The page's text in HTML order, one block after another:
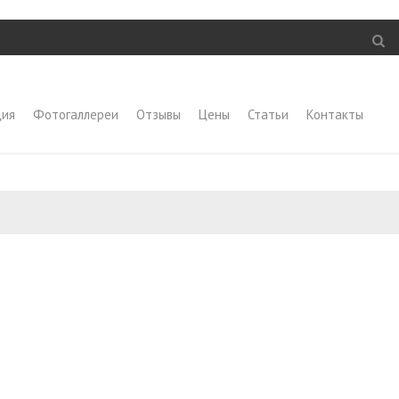
Фотогаллереи Отзывы Цены Статьи Контакты